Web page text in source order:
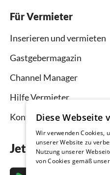
Für Vermieter
Inserieren und vermieten
Gastgebermagazin
Channel Manager
Hilfe Vermieter
Kontakt
Jetzt die App
Diese Webseite
Wir verwenden Cookies,
unserer Website zu
Nutzung unserer
von Cookies gemäß